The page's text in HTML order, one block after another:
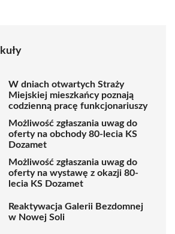
W dniach otwartych Straży
Miejskiej mieszkańcy poznają
codzienną pracę funkcjonariuszy
Możliwość zgłaszania uwag do
oferty na obchody 80-lecia KS
Dozamet
Możliwość zgłaszania uwag do
oferty na wystawę z okazji 80-
lecia KS Dozamet
Reaktywacja Galerii Bezdomnej
w Nowej Soli